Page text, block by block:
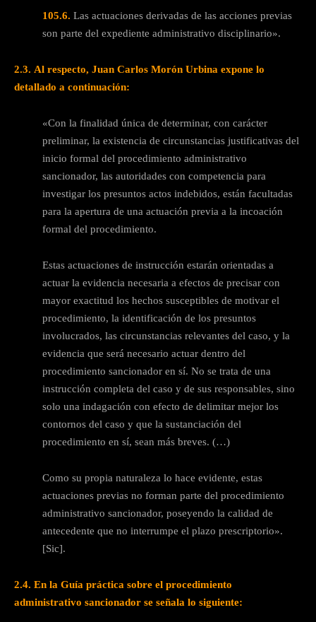
105.6. Las actuaciones derivadas de las acciones previas
son parte del expediente administrativo disciplinario».
2.3. Al respecto, Juan Carlos Morón Urbina expone lo
detallado a continuación:
«Con la finalidad única de determinar, con carácter
preliminar, la existencia de circunstancias justificativas del
inicio formal del procedimiento administrativo
sancionador, las autoridades con competencia para
investigar los presuntos actos indebidos, están facultadas
para la apertura de una actuación previa a la incoación
formal del procedimiento.
Estas actuaciones de instrucción estarán orientadas a
actuar la evidencia necesaria a efectos de precisar con
mayor exactitud los hechos susceptibles de motivar el
procedimiento, la identificación de los presuntos
involucrados, las circunstancias relevantes del caso, y la
evidencia que será necesario actuar dentro del
procedimiento sancionador en sí. No se trata de una
instrucción completa del caso y de sus responsables, sino
solo una indagación con efecto de delimitar mejor los
contornos del caso y que la sustanciación del
procedimiento en sí, sean más breves. (…)
Como su propia naturaleza lo hace evidente, estas
actuaciones previas no forman parte del procedimiento
administrativo sancionador, poseyendo la calidad de
antecedente que no interrumpe el plazo prescriptorio».
[Sic].
2.4. En la Guía práctica sobre el procedimiento
administrativo sancionador se señala lo siguiente: